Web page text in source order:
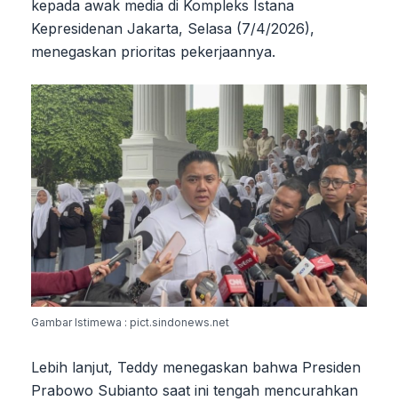
kepada awak media di Kompleks Istana
Kepresidenan Jakarta, Selasa (7/4/2026),
menegaskan prioritas pekerjaannya.
Gambar Istimewa : pict.sindonews.net
Lebih lanjut, Teddy menegaskan bahwa Presiden
Prabowo Subianto saat ini tengah mencurahkan